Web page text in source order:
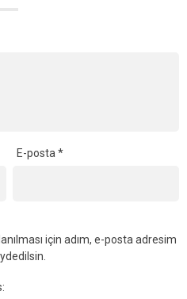
E-posta*
için adım, e-posta adresim